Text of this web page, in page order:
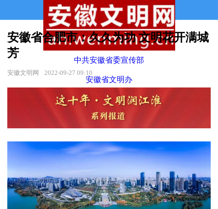
中共安徽省委宣传部
安徽省文明办
主办
安徽省合肥市：久久为功 文明花开满城
芳
安徽文明网 2022-09-27 09:10